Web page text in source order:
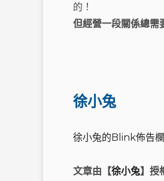
的！
但經營一段關係總需
徐小兔
徐小兔的Blink佈告欄
文章由【徐小兔】授